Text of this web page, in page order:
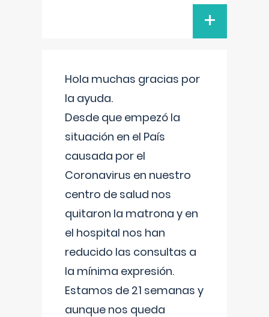
+
Hola muchas gracias por
la ayuda.
Desde que empezó la
situación en el País
causada por el
Coronavirus en nuestro
centro de salud nos
quitaron la matrona y en
el hospital nos han
reducido las consultas a
la mínima expresión.
Estamos de 21 semanas y
aunque nos queda